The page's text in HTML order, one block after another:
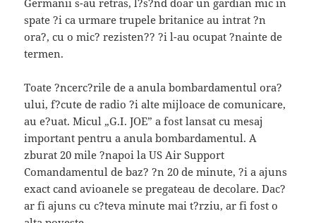
spate ?i ca urmare trupele britanice au intrat ?n
ora?, cu o mic? rezisten?? ?i l-au ocupat ?nainte de
termen.
Toate ?ncerc?rile de a anula bombardamentul ora?
ului, f?cute de radio ?i alte mijloace de comunicare,
au e?uat. Micul „G.I. JOE” a fost lansat cu mesaj
important pentru a anula bombardamentul. A
zburat 20 mile ?napoi la US Air Support
Comandamentul de baz? ?n 20 de minute, ?i a ajuns
exact cand avioanele se pregateau de decolare. Dac?
ar fi ajuns cu c?teva minute mai t?rziu, ar fi fost o